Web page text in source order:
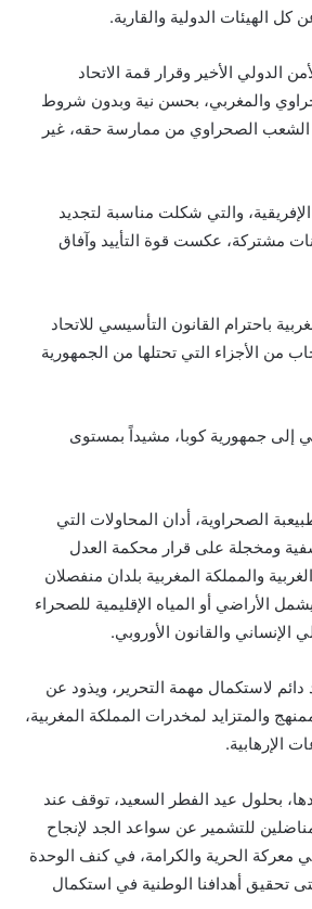
الهيئات الدولية والقارية.
الدولي الأخير وقرار قمة الاتحاد
والمغربي، بحسن نية وبدون شروط
الشعب الصحراوي من ممارسة حقه، غير
والتي شكلت مناسبة لتجديد
مشتركة، عكست قوة التأييد وآفاق
باحترام القانون التأسيسي للاتحاد
من الأجزاء التي تحتلها من الجمهورية
إلى جمهورية كوبا، مشيداً بمستوى
الصحراوية، أدان المحاولات التي
ومخجلة على قرار محكمة العدل
والمملكة المغربية بلدان منفصلان
الأراضي أو المياه الإقليمية للصحراء
الإنساني والقانون الأوروبي.
لاستكمال مهمة التحرير، ويذود عن
والمتزايد لمخدرات المملكة المغربية،
الإرهابية.
بحلول عيد الفطر السعيد، توقف عند
للتشمير عن سواعد الجد لإنجاح
معركة الحرية والكرامة، في كنف الوحدة
تحقيق أهدافنا الوطنية في استكمال